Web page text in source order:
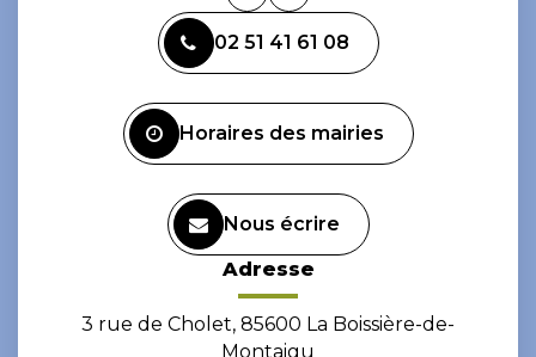
le
compte
le
compte
02 51 41 61 08
Horaires des mairies
Nous écrire
Adresse
3 rue de Cholet, 85600 La Boissière-de-
Montaigu